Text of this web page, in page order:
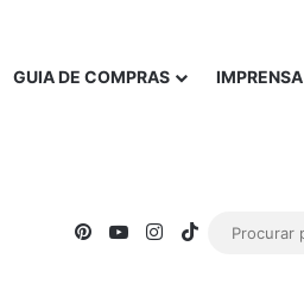
GUIA DE COMPRAS IMPRENSA
PinterestYouTubeInstagram
TikTok